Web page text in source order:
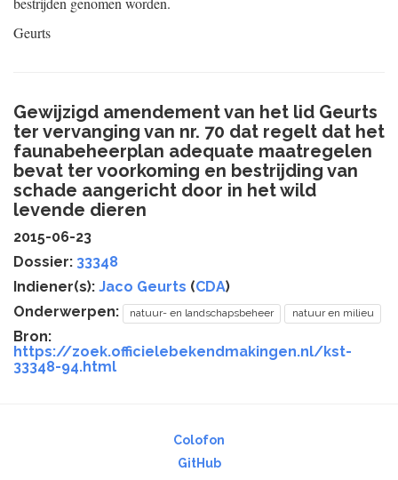
Geurts
Gewijzigd amendement van het lid Geurts
ter vervanging van nr. 70 dat regelt dat het
faunabeheerplan adequate maatregelen
bevat ter voorkoming en bestrijding van
schade aangericht door in het wild
levende dieren
2015-06-23
Dossier: 33348
Indiener(s): Jaco Geurts (CDA)
Onderwerpen:
natuur- en landschapsbeheer natuur en milieu
Bron:
https://zoek.officielebekendmakingen.nl/kst-
33348-94.html
Colofon
GitHub